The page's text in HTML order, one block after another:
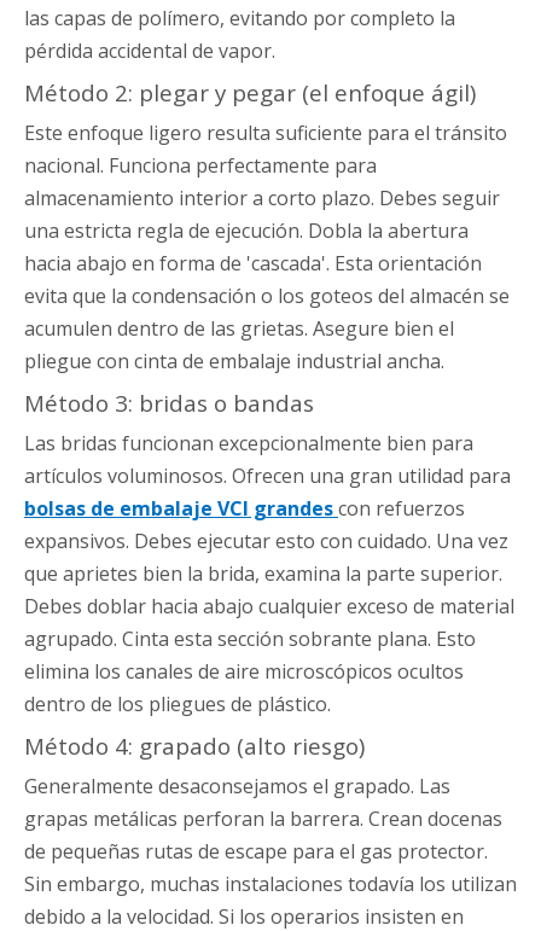
las capas de polímero, evitando por completo la
pérdida accidental de vapor.
Método 2: plegar y pegar (el enfoque ágil)
Este enfoque ligero resulta suficiente para el tránsito
nacional. Funciona perfectamente para
almacenamiento interior a corto plazo. Debes seguir
una estricta regla de ejecución. Dobla la abertura
hacia abajo en forma de 'cascada'. Esta orientación
evita que la condensación o los goteos del almacén se
acumulen dentro de las grietas. Asegure bien el
pliegue con cinta de embalaje industrial ancha.
Método 3: bridas o bandas
Las bridas funcionan excepcionalmente bien para
artículos voluminosos. Ofrecen una gran utilidad para
bolsas de embalaje VCI grandescon refuerzos
expansivos. Debes ejecutar esto con cuidado. Una vez
que aprietes bien la brida, examina la parte superior.
Debes doblar hacia abajo cualquier exceso de material
agrupado. Cinta esta sección sobrante plana. Esto
elimina los canales de aire microscópicos ocultos
dentro de los pliegues de plástico.
Método 4: grapado (alto riesgo)
Generalmente desaconsejamos el grapado. Las
grapas metálicas perforan la barrera. Crean docenas
de pequeñas rutas de escape para el gas protector.
Sin embargo, muchas instalaciones todavía los utilizan
debido a la velocidad. Si los operarios insisten en